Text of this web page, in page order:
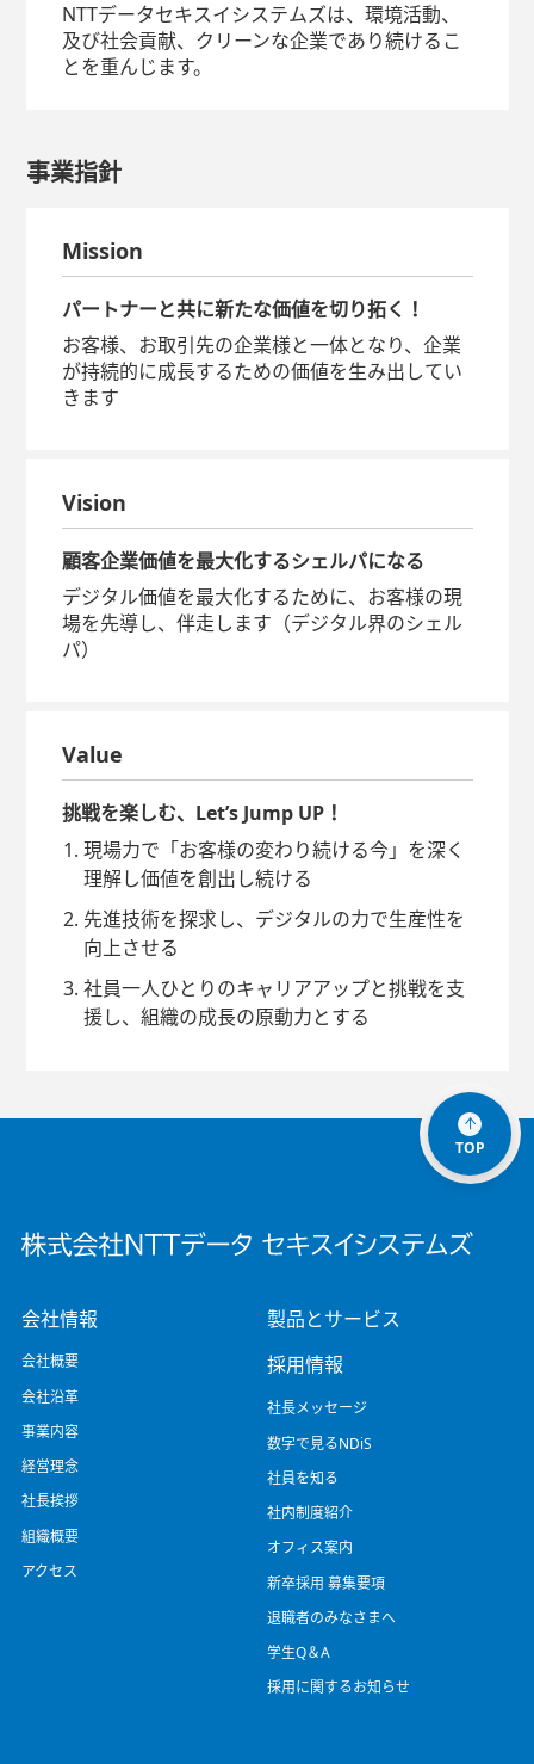
NTTデータセキスイシステムズは、環境活動、
及び社会貢献、クリーンな企業であり続けるこ
とを重んじます。
事業指針
Mission
パートナーと共に新たな価値を切り拓く！
お客様、お取引先の企業様と一体となり、企業
が持続的に成長するための価値を生み出してい
きます
Vision
顧客企業価値を最大化するシェルパになる
デジタル価値を最大化するために、お客様の現
場を先導し、伴走します（デジタル界のシェル
パ）
Value
挑戦を楽しむ、Let’s Jump UP！
現場力で「お客様の変わり続ける今」を深く
理解し価値を創出し続ける
先進技術を探求し、デジタルの力で生産性を
向上させる
社員一人ひとりのキャリアアップと挑戦を支
援し、組織の成長の原動力とする
TOP
会社情報
会社概要
会社沿革
事業内容
経営理念
社長挨拶
組織概要
アクセス
製品とサービス
採用情報
社長メッセージ
数字で見るNDiS
社員を知る
社内制度紹介
オフィス案内
新卒採用 募集要項
退職者のみなさまへ
学生Q＆A
採用に関するお知らせ